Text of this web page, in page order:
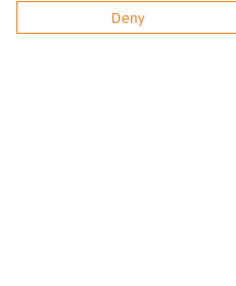
0207 528 420 (pvm/mpm)
Deny